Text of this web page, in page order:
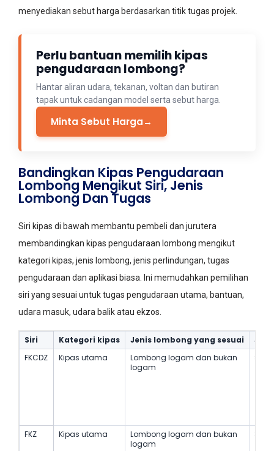
menyediakan sebut harga berdasarkan titik tugas projek.
Perlu bantuan memilih kipas
pengudaraan lombong?
Hantar aliran udara, tekanan, voltan dan butiran
tapak untuk cadangan model serta sebut harga.
Minta Sebut Harga→
Bandingkan Kipas Pengudaraan
Lombong Mengikut Siri, Jenis
Lombong Dan Tugas
Siri kipas di bawah membantu pembeli dan jurutera
membandingkan kipas pengudaraan lombong mengikut
kategori kipas, jenis lombong, jenis perlindungan, tugas
pengudaraan dan aplikasi biasa. Ini memudahkan pemilihan
siri yang sesuai untuk tugas pengudaraan utama, bantuan,
udara masuk, udara balik atau ekzos.
Siri Kategori kipas Jenis lombong yang sesuai
FKCDZ
Kipas utama
Lombong logam dan bukan
logam
FKZ Kipas utama
Lombong logam dan bukan
logam